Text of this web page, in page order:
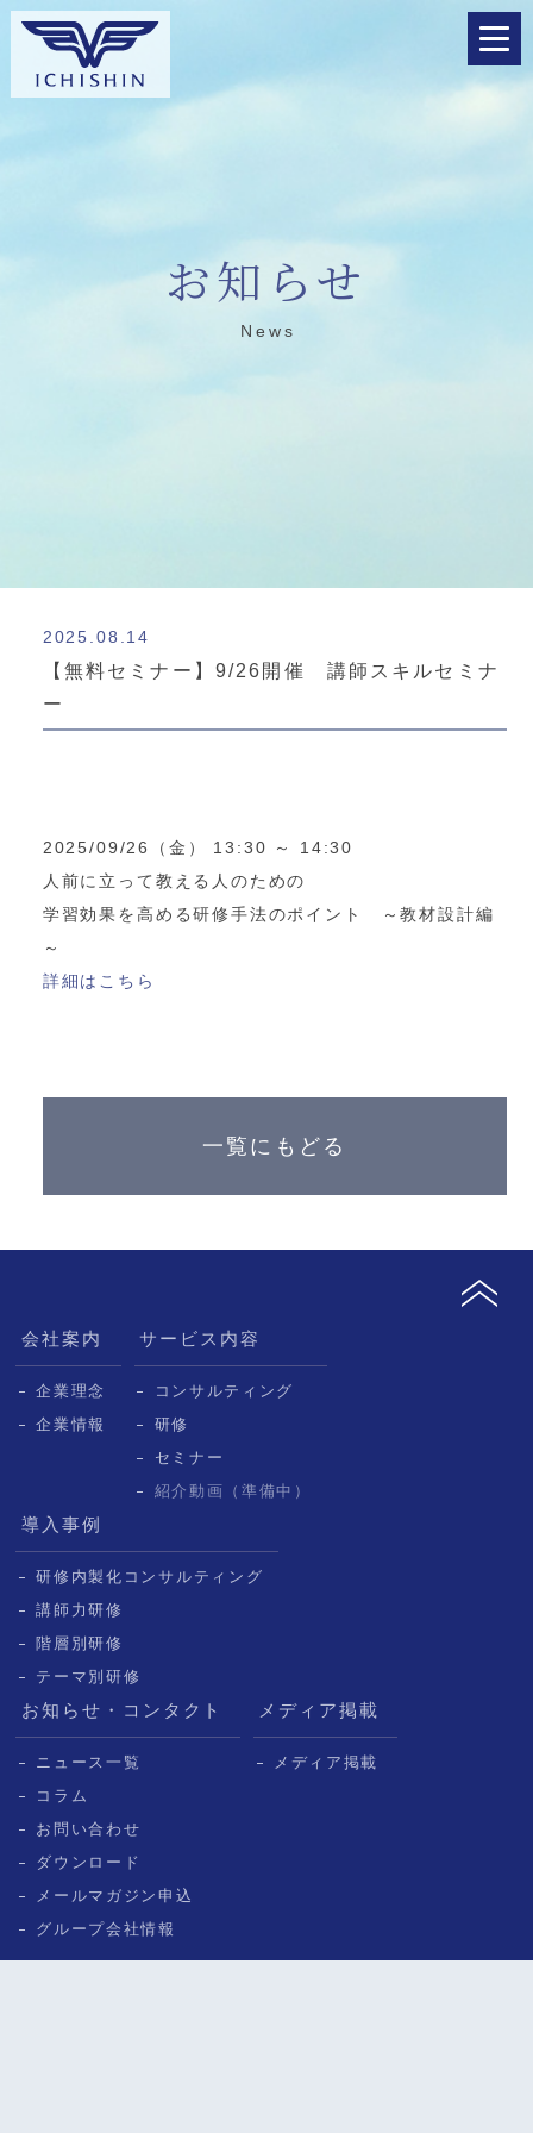
お知らせ
News
2025.08.14
【無料セミナー】9/26開催 講師スキルセミナ
ー
2025/09/26（金） 13:30 ～ 14:30
人前に立って教える人のための
学習効果を高める研修手法のポイント ～教材設計編
～
詳細はこちら
一覧にもどる
会社案内
企業理念
企業情報
サービス内容
コンサルティング
研修
セミナー
紹介動画（準備中）
導入事例
研修内製化コンサルティング
講師力研修
階層別研修
テーマ別研修
お知らせ・コンタクト
ニュース一覧
コラム
お問い合わせ
ダウンロード
メールマガジン申込
グループ会社情報
メディア掲載
メディア掲載